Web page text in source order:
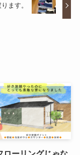
ます。